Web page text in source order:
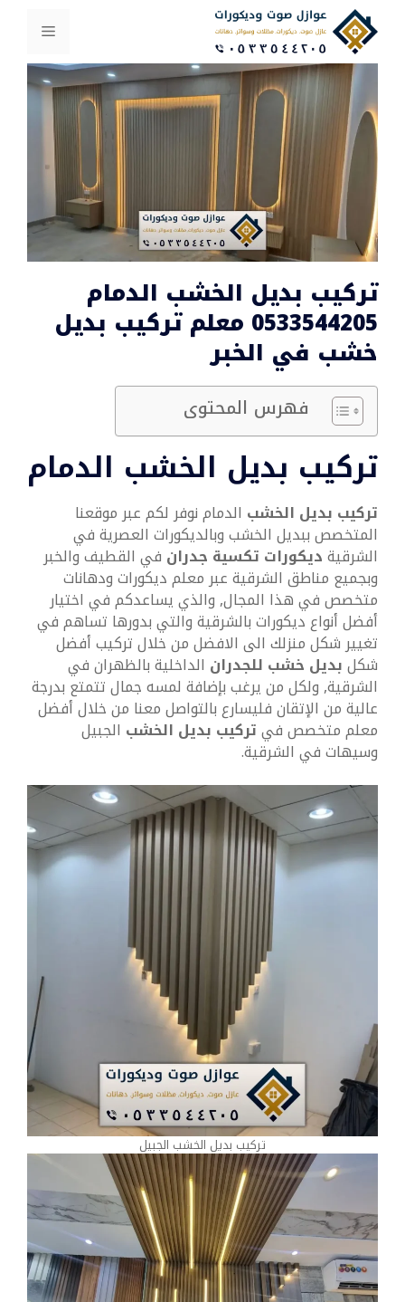
المحتوى
تركيب بديل الخشب الدمام
0533544205 معلم تركيب بديل
خشب في الخبر
فهرس المحتوى
تركيب بديل الخشب الدمام
تركيب بديل الخشب الدمام نوفر لكم عبر موقعنا
المتخصص ببديل الخشب وبالديكورات العصرية في
الشرقيةديكورات تكسية جدران في القطيف والخبر
وبجميع مناطق الشرقية عبر معلم ديكورات ودهانات
متخصص في هذا المجال, والذي يساعدكم في اختيار
أفضل أنواع ديكورات بالشرقية والتي بدورها تساهم في
تغيير شكل منزلك الى الافضل من خلال تركيب أفضل
شكلبديل خشب للجدران الداخلية بالظهران في
الشرقية, ولكل من يرغب بإضافة لمسه جمال تتمتع بدرجة
عالية من الإتقان فليسارع بالتواصل معنا من خلال أفضل
معلم متخصص فيتركيب بديل الخشب الجبيل
وسيهات في الشرقية.
تركيب بديل الخشب الجبيل